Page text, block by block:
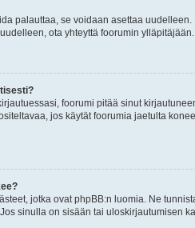
palauttaa, se voidaan asettaa
ota yhteyttä foorumin ylläpitäjään.
foorumi pitää sinut
jos käytät foorumia jaetulta
jotka ovat phpBB:n luomia. Ne
sinulla on sisään tai uloskirjautumisen